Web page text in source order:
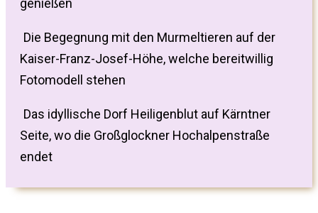
Die Begegnung mit den Murmeltieren auf der
Kaiser-Franz-Josef-Höhe, welche bereitwillig
Fotomodell stehen
Das idyllische Dorf Heiligenblut auf Kärntner
Seite, wo die Großglockner Hochalpenstraße
endet